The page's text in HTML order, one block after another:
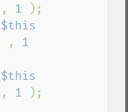
, 1
);
,
, 1 );